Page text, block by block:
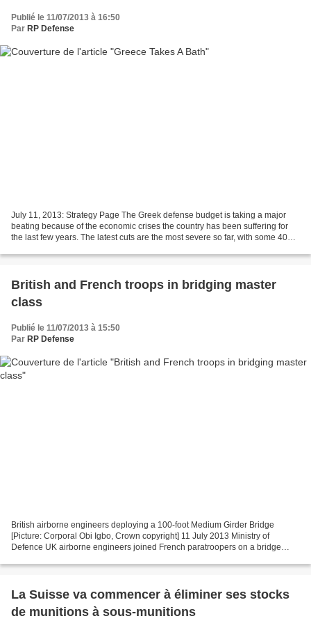
Publié le 11/07/2013 à 16:50
Par RP Defense
July 11, 2013: Strategy Page The Greek defense budget is taking a major
beating because of the economic crises the country has been suffering for
the last few years. The latest cuts are the most severe so far, with some 40
British and French troops in bridging master
class
Publié le 11/07/2013 à 15:50
Par RP Defense
British airborne engineers deploying a 100-foot Medium Girder Bridge
[Picture: Corporal Obi Igbo, Crown copyright] 11 July 2013 Ministry of
Defence UK airborne engineers joined French paratroopers on a bridge
La Suisse va commencer à éliminer ses stocks
de munitions à sous-munitions